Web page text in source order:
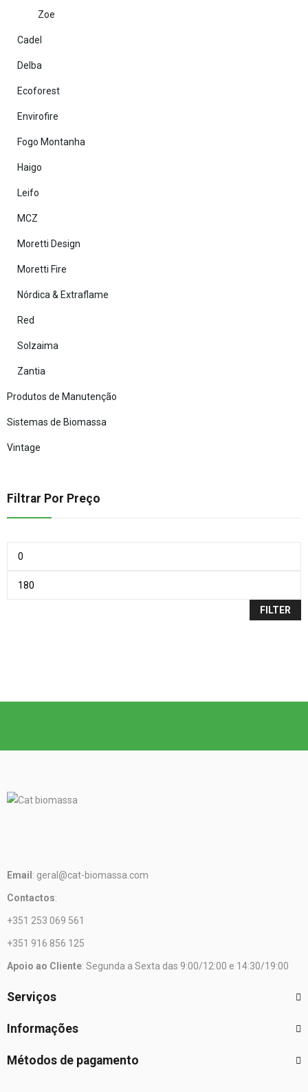
Zoe
Cadel
Delba
Ecoforest
Envirofire
Fogo Montanha
Haigo
Leifo
MCZ
Moretti Design
Moretti Fire
Nórdica & Extraflame
Red
Solzaima
Zantia
Produtos de Manutenção
Sistemas de Biomassa
Vintage
Filtrar Por Preço
FILTER
Email : geral@cat-biomassa.com
Contactos:
+351 253 069 561
+351 916 856 125
Apoio ao Cliente: Segunda a Sexta das 9:00/12:00 e 14:30/19:00
Serviços
Informações
Métodos de pagamento